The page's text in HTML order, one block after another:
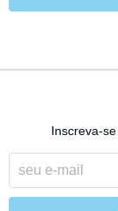
Inscreva-